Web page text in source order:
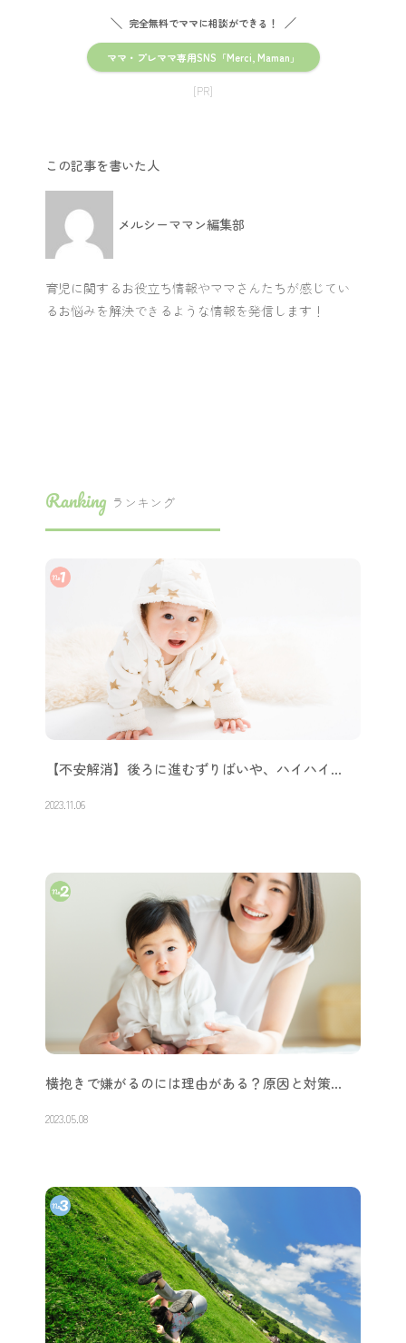
完全無料でママに相談ができる！
ママ・プレママ専用SNS「Merci, Maman」
[PR]
この記事を書いた人
メルシーママン編集部
育児に関するお役立ち情報やママさんたちが感じてい
るお悩みを解決できるような情報を発信します！
Ranking ランキング
【不安解消】後ろに進むずりばいや、ハイハイ…
2023.11.06
横抱きで嫌がるのには理由がある？原因と対策…
2023.05.08